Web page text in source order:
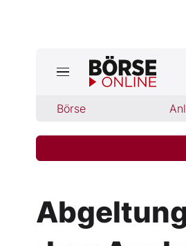
Börse
Börse
Abo & Shop